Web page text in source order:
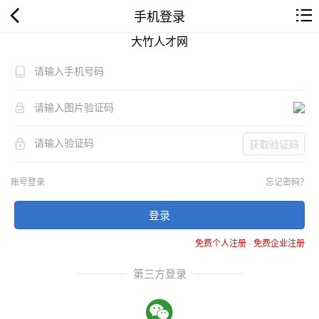
手机登录
大竹人才网
获取验证码
账号登录 忘记密码？
登录
免费个人注册-免费企业注册
第三方登录